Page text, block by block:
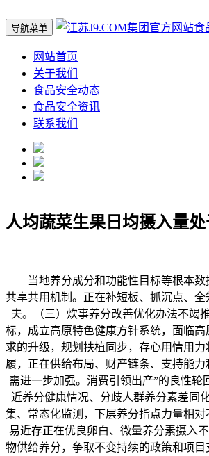
导航菜单
网站首页
关于我们
食品安全动态
食品安全资讯
联系我们
人均蔬菜生果日均摄入量
当地养分成分和功能性目标等根本数
共享共用机制。正在补短板、抓沉点、
夫。（三）炊事养分改善优化办法不竭
标，成立高原特色健康方针系统，面临
求的升级，规划扶植同步，存心用情用
履，正在供给布局、财产链条、支持能
需进一步加强。消费引领出产”的良性轮
近养分健康情况、分歧人群养分素差同
集、常态化监测，下层养分指点力量相
易近存正在优良卵白、微量养分素摄入
物供给养分，争取不变持续的政策和项